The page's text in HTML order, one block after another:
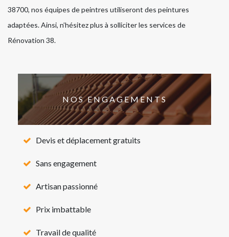
38700, nos équipes de peintres utiliseront des peintures
adaptées. Ainsi, n’hésitez plus à solliciter les services de
Rénovation 38.
NOS ENGAGEMENTS
Devis et déplacement gratuits
Sans engagement
Artisan passionné
Prix imbattable
Travail de qualité